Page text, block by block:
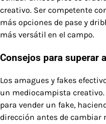
creativo. Ser competente
más opciones de pase y
más versátil en el campo.
Consejos para superar
Los amagues y fakes
un mediocampista
para vender un fake,
dirección antes de cambiar